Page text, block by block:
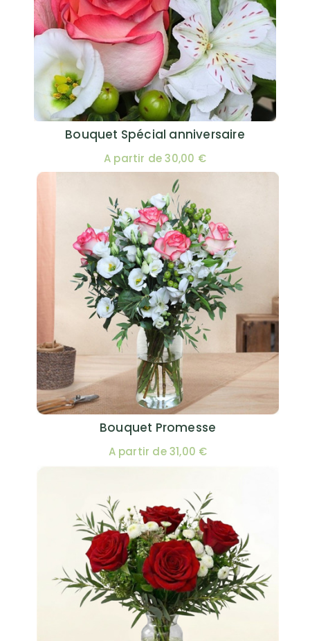
Bouquet Spécial anniversaire
A partir de 30,00 €
Bouquet Promesse
A partir de 31,00 €